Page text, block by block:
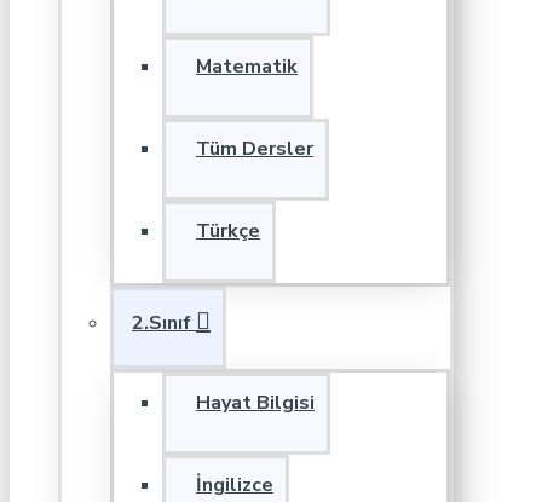
Matematik
Tüm Dersler
Türkçe
2.Sınıf
Hayat Bilgisi
İngilizce